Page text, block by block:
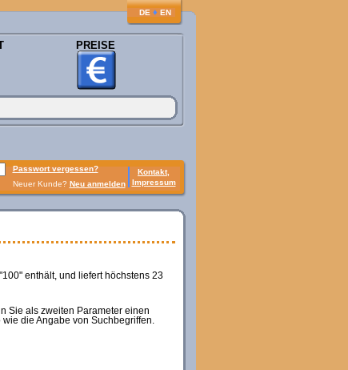
DE ♦ EN
PREISE
Passwort vergessen?
Kontakt,
Impressum
Neuer Kunde? Neu anmelden
enthält, und liefert höchstens 23
Sie als zweiten Parameter einen
die Angabe von Suchbegriffen.